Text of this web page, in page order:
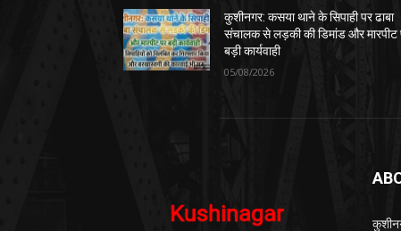
कुशीनगर: कसया थाने के सिपाही पर ढाबा
संचालक से लड़की की डिमांड और मारपीट
बड़ी कार्यवाही
05/08/2026